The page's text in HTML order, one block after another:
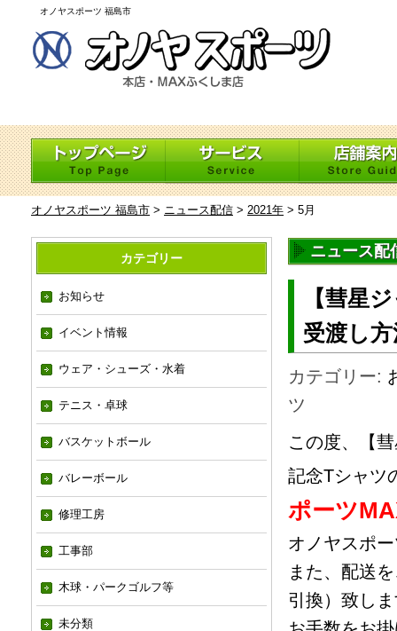
オノヤスポーツ 福島市
オノヤスポーツ 福島市 > ニュース配信 > 2021年 > 5月
カテゴリー
お知らせ
イベント情報
ウェア・シューズ・水着
テニス・卓球
バスケットボール
バレーボール
修理工房
工事部
木球・パークゴルフ等
未分類
ニュース配
【彗星
受渡し
カテゴリー:
ツ
この度、【
記念Tシャツ
ポーツ
オノヤスポ
また、配送
引換）致し